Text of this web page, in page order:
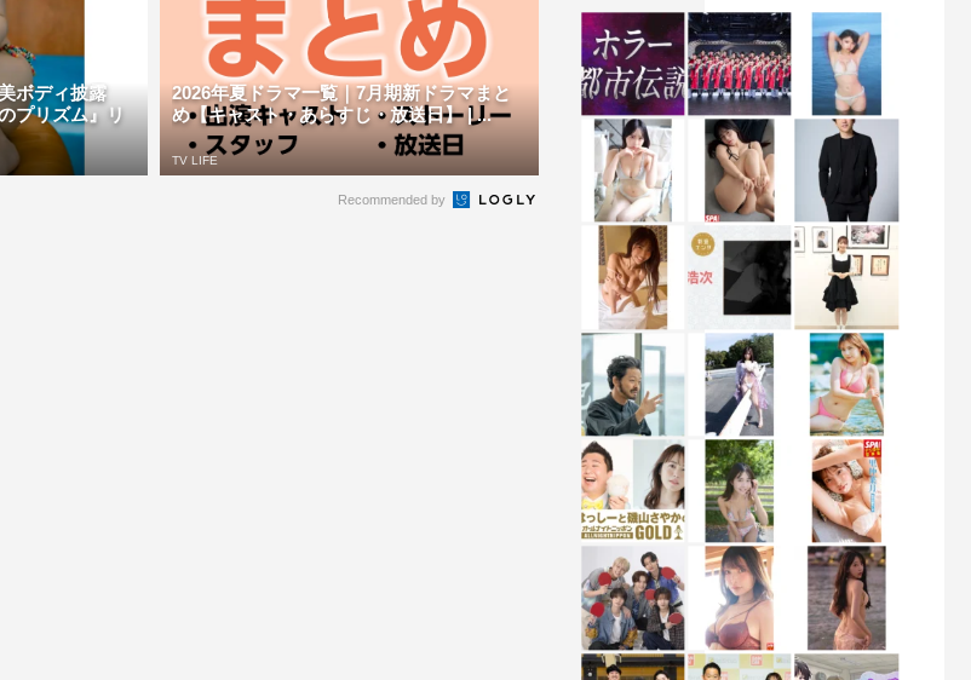
ボディ披露
プリズム』リ
2026年夏ドラマ一覧｜7月期新ドラマまと
め【キャスト・あらすじ・放送日】 | ...
TV LIFE
Recommended by